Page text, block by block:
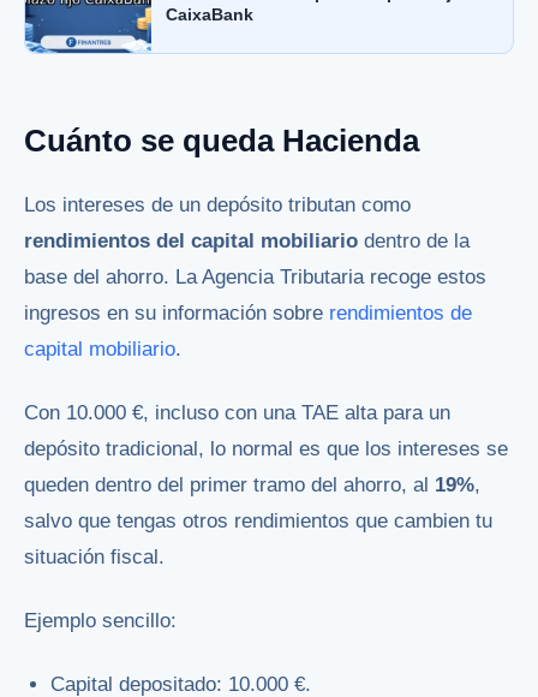
CaixaBank
Cuánto se queda Hacienda
Los intereses de un depósito tributan como
rendimientos del capital mobiliario dentro de la
base del ahorro. La Agencia Tributaria recoge estos
ingresos en su información sobre rendimientos de
capital mobiliario.
Con 10.000 €, incluso con una TAE alta para un
depósito tradicional, lo normal es que los intereses se
queden dentro del primer tramo del ahorro, al 19%,
salvo que tengas otros rendimientos que cambien tu
situación fiscal.
Ejemplo sencillo:
Capital depositado: 10.000 €.